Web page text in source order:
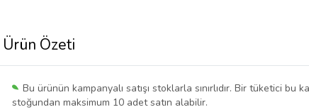
Ürün Özeti
Bu ürünün kampanyalı satışı stoklarla sınırlıdır. Bir tüketici bu
stoğundan maksimum 10 adet satın alabilir.